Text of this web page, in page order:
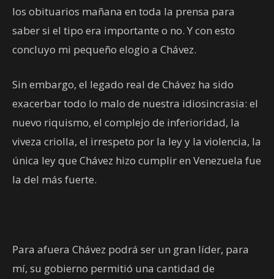
los obituarios mañana en toda la prensa para
saber si el tipo era importante o no. Y con esto
concluyo mi pequeño elogio a Chávez.
Sin embargo, el legado real de Chávez ha sido
exacerbar todo lo malo de nuestra idiosincrasia: el
nuevo riquismo, el complejo de inferioridad, la
viveza criolla, el irrespeto por la ley y la violencia, la
única ley que Chávez hizo cumplir en Venezuela fue
la del más fuerte.
Para afuera Chávez podrá ser un gran líder, para
mí, su gobierno permitió una cantidad de